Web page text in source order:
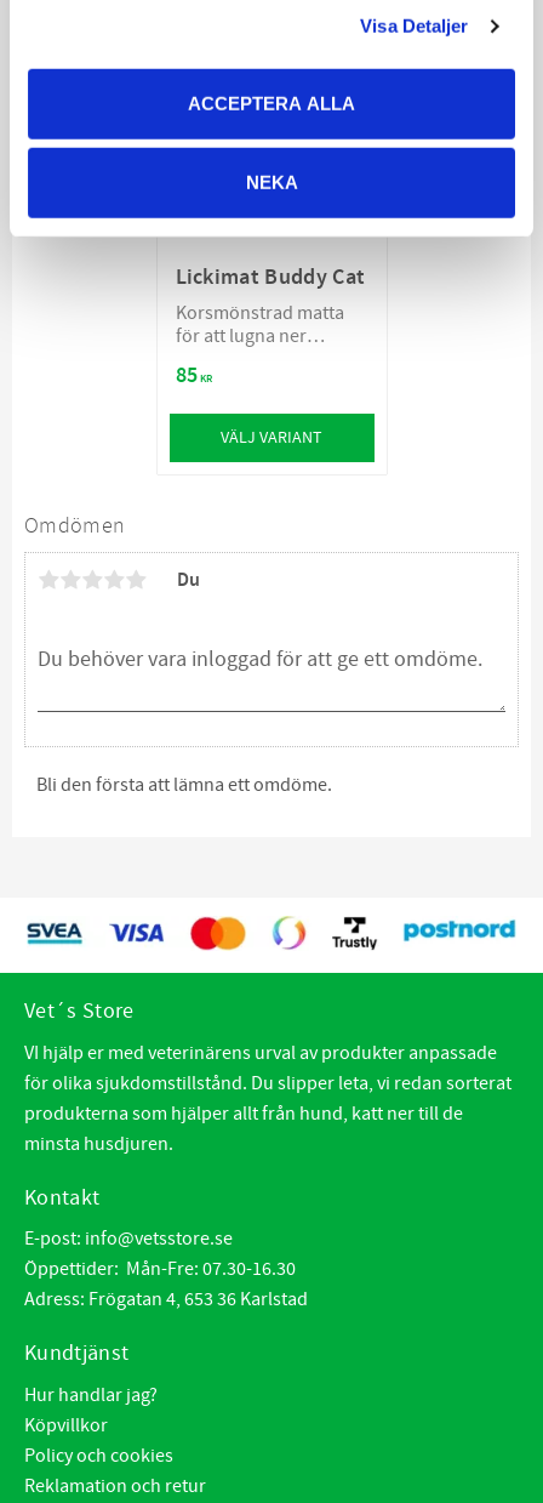
Visa Detaljer
ACCEPTERA ALLA
NEKA
Omdömen
Du
Bli den första att lämna ett omdöme.
Lickimat Buddy Cat
Korsmönstrad matta
för att lugna ner
85KR
VÄLJ VARIANT
Vet´s Store
VI hjälp er med veterinärens urval av produkter anpassade
för olika sjukdomstillstånd. Du slipper leta, vi redan sorterat
produkterna som hjälper allt från hund, katt ner till de
minsta husdjuren.
Kontakt
E-post: info@vetsstore.se
Öppettider: Mån-Fre: 07.30-16.30
Adress: Frögatan 4, 653 36 Karlstad
Kundtjänst
Hur handlar jag?
Köpvillkor
Policy och cookies
Reklamation och retur